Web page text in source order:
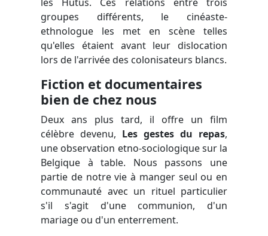
groupes différents, le cinéaste-
ethnologue les met en scène telles
qu'elles étaient avant leur dislocation
lors de l'arrivée des colonisateurs blancs.
Fiction et documentaires
bien de chez nous
Deux ans plus tard, il offre un film
célèbre devenu, Les gestes du repas,
une observation etno-sociologique sur la
Belgique à table. Nous passons une
partie de notre vie à manger seul ou en
communauté avec un rituel particulier
s'il s'agit d'une communion, d'un
mariage ou d'un enterrement.